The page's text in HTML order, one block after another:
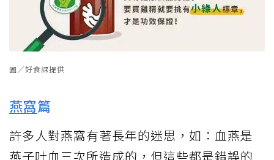
圖／好食課提供
燕窩篇
許多人對燕窩有著長年的迷思，如：血燕是
燕子吐血三次所造成的，但這些都是錯誤的